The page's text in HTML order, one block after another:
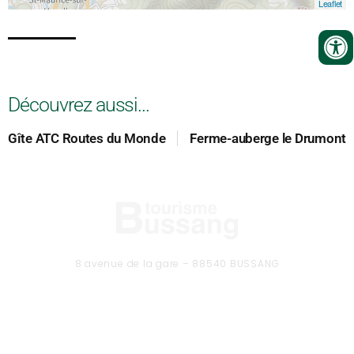
Leaflet
Découvrez aussi...
Gîte ATC Routes du Monde Ferme-auberge le Drumont
8 avenue de la gare – 88540 BUSSANG